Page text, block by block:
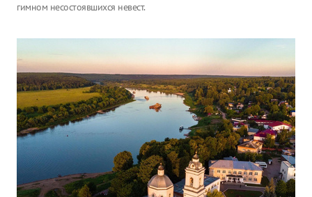
гимном несостоявшихся невест.